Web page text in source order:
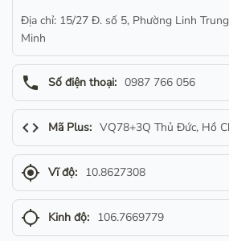
Địa chỉ: 15/27 Đ. số 5, Phường Linh
Minh
phone Số điện thoại: 0987 766 056
code Mã Plus: VQ78+3Q Thủ Đức, Hồ
gps_fixed Vĩ độ: 10.8627308
gps_not_fixed Kinh độ: 106.7669779